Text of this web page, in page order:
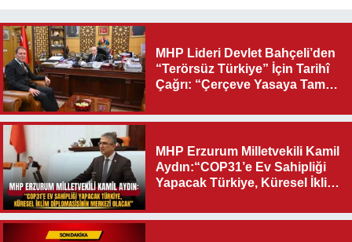
MHP Lideri Devlet Bahçeli’den
“Terörsüz Türkiye” İçin Tarihî
Çağrı: “Çerçeve Yasaya Tam
MHP Erzurum Milletvekili Kamil
Aydın:“COP31’e Ev Sahipliği
Yapacak Türkiye, Küresel İklim
Olacak"